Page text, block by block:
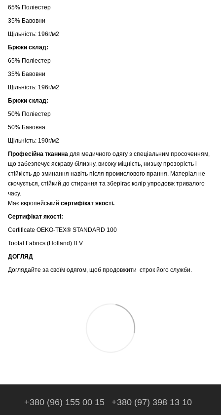
65% Поліестер
35% Бавовни
Щільність: 196г/м2
Брюки склад:
65% Поліестер
35% Бавовни
Щільність: 196г/м2
Брюки склад:
50% Поліестер
50% Бавовна
Щільність: 190г/м2
Професійна тканина для медичного одягу з спеціальним просоченням,
що забезпечує яскраву білизну, високу міцність, низьку прозорість і
стійкість до зминання навіть після промислового прання. Матеріал не
скочується, стійкий до стирання та зберігає колір упродовж тривалого
часу.
Має європейський сертифікат якості.
Сертифікат якості:
Certificate OEKO-TEX® STANDARD 100
Tootal Fabrics (Holland) B.V.
ДОГЛЯД
Доглядайте за своїм одягом, щоб продовжити строк його служби.
+380 (96) 155 00 15 +380 (97) 398 13 10